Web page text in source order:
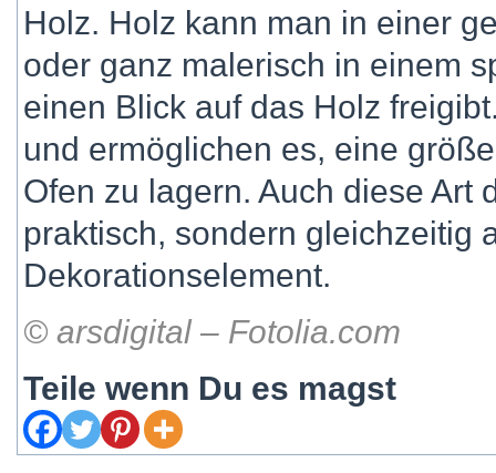
Holz. Holz kann man in einer
oder ganz malerisch in einem
einen Blick auf das Holz
und ermöglichen es, eine
Ofen zu lagern. Auch diese Art
praktisch, sondern gleichzeitig
Dekorationselement.
© arsdigital – Fotolia.com
Teile wenn Du es magst